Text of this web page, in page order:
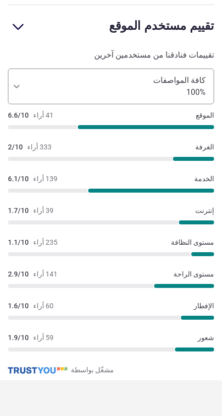
تقييم مستخدم الموقع
تقييمات فنادقنا من مستخدمين آخرين
كافة المواصفات
100%
41 أراء 6.6/10 الموقع
333 أراء 2/10 الغرفة
139 أراء 6.1/10 الخدمة
39 أراء 1.7/10 إنترنت
235 أراء 1.1/10 مستوى النظافة
141 أراء 2.9/10 مستوى الراحة
60 أراء 1.6/10 الإفطار
59 أراء 1.9/10 شعور
مشغّل بواسطة